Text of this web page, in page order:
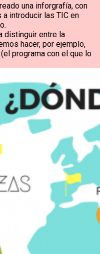
una inforgrafía, con
introducir las TIC en
distinguir entre la
hacer, por ejemplo,
programa con el que lo